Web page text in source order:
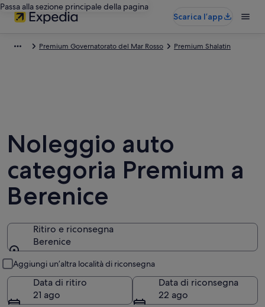
Passa alla sezione principale della pagina
Scarica l’app
Premium Governatorato del Mar Rosso Premium Shalatin
Noleggio auto
categoria Premium a
Berenice
Ritiro e riconsegna
Berenice
Aggiungi un’altra località di riconsegna
Data di ritiro
21 ago
Data di riconsegna
22 ago